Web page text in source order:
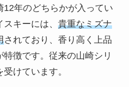
12年のどちらかが入ってい
キーには、 貴重なミズナ
されており、香り高く上品
徴です。従来の山崎シリ
けています。